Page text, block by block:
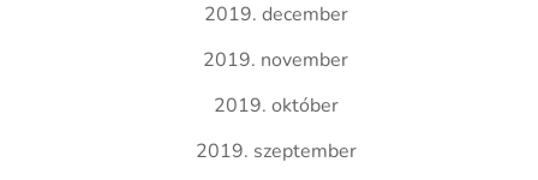
2019. december
2019. november
2019. október
2019. szeptember